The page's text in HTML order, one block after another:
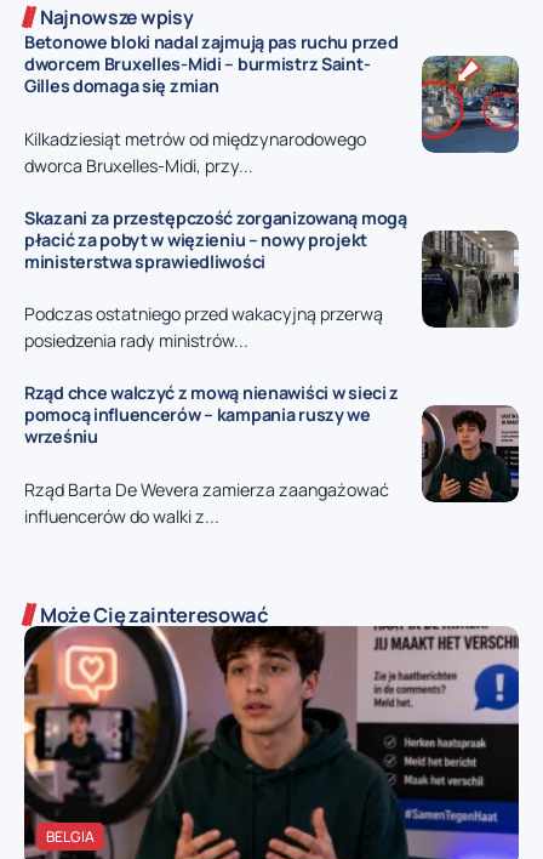
Najnowsze wpisy
Betonowe bloki nadal zajmują pas ruchu przed
dworcem Bruxelles-Midi – burmistrz Saint-
Gilles domaga się zmian
Kilkadziesiąt metrów od międzynarodowego
dworca Bruxelles-Midi, przy...
Skazani za przestępczość zorganizowaną mogą
płacić za pobyt w więzieniu – nowy projekt
ministerstwa sprawiedliwości
Podczas ostatniego przed wakacyjną przerwą
posiedzenia rady ministrów...
Rząd chce walczyć z mową nienawiści w sieci z
pomocą influencerów – kampania ruszy we
wrześniu
Rząd Barta De Wevera zamierza zaangażować
influencerów do walki z...
Może Cię zainteresować
BELGIA